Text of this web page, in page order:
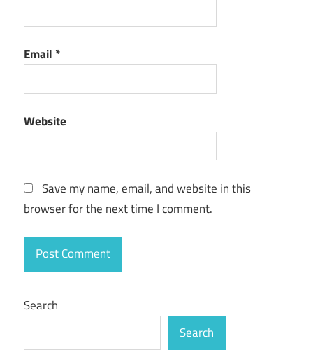
Email *
Website
Save my name, email, and website in this
browser for the next time I comment.
Search
Search